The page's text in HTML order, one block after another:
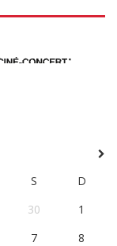
S
D
30
1
7
8